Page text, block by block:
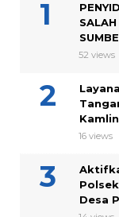
52 views
16 views
Desa